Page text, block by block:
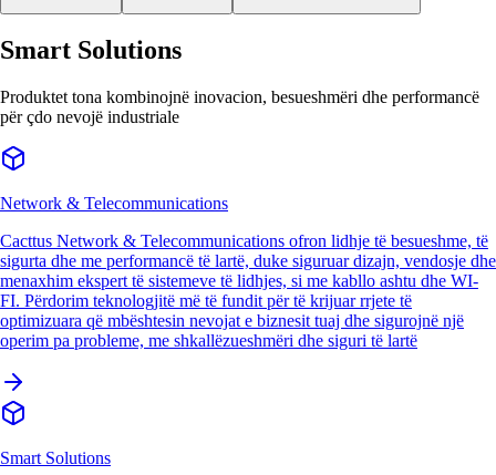
Smart Solutions
Produktet tona kombinojnë inovacion, besueshmëri dhe performancë
për çdo nevojë industriale
Network & Telecommunications
Cacttus Network & Telecommunications ofron lidhje të besueshme, të
sigurta dhe me performancë të lartë, duke siguruar dizajn, vendosje dhe
menaxhim ekspert të sistemeve të lidhjes, si me kabllo ashtu dhe WI-
FI. Përdorim teknologjitë më të fundit për të krijuar rrjete të
optimizuara që mbështesin nevojat e biznesit tuaj dhe sigurojnë një
operim pa probleme, me shkallëzueshmëri dhe siguri të lartë
Smart Solutions